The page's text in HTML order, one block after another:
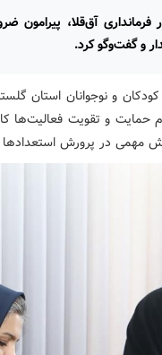
آق‌قلا، پیرامون
و گفت‌وگو کرد.
و نوجوانان استان
حمایت و تقویت فعالیت‌ها
مهمی در پرورش استعدادها